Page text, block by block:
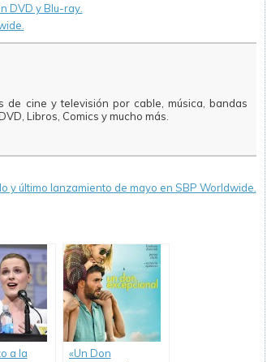
DVD y Blu-ray.
de cine y televisión por cable, música, bandas
Libros, Comics y mucho más.
y último lanzamiento de mayo en SBP Worldwide.
a la
«Un Don